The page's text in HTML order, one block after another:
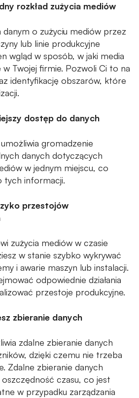
rozkład zużycia mediów
danym o zużyciu mediów przez
lub linie produkcyjne
wgląd w sposób, w jaki media
w Twojej firmie. Pozwoli Ci to na
identyfikację obszarów, które
dostęp do danych
gromadzenie
danych dotyczących
w jednym miejscu, co
tych informacji.
przestojów
zużycia mediów w czasie
w stanie szybko wykrywać
i awarie maszyn lub instalacji.
odpowiednie działania
przestoje produkcyjne.
zbieranie danych
zdalne zbieranie danych
dzięki czemu nie trzeba
Zdalne zbieranie danych
czasu, co jest
w przypadku zarządzania